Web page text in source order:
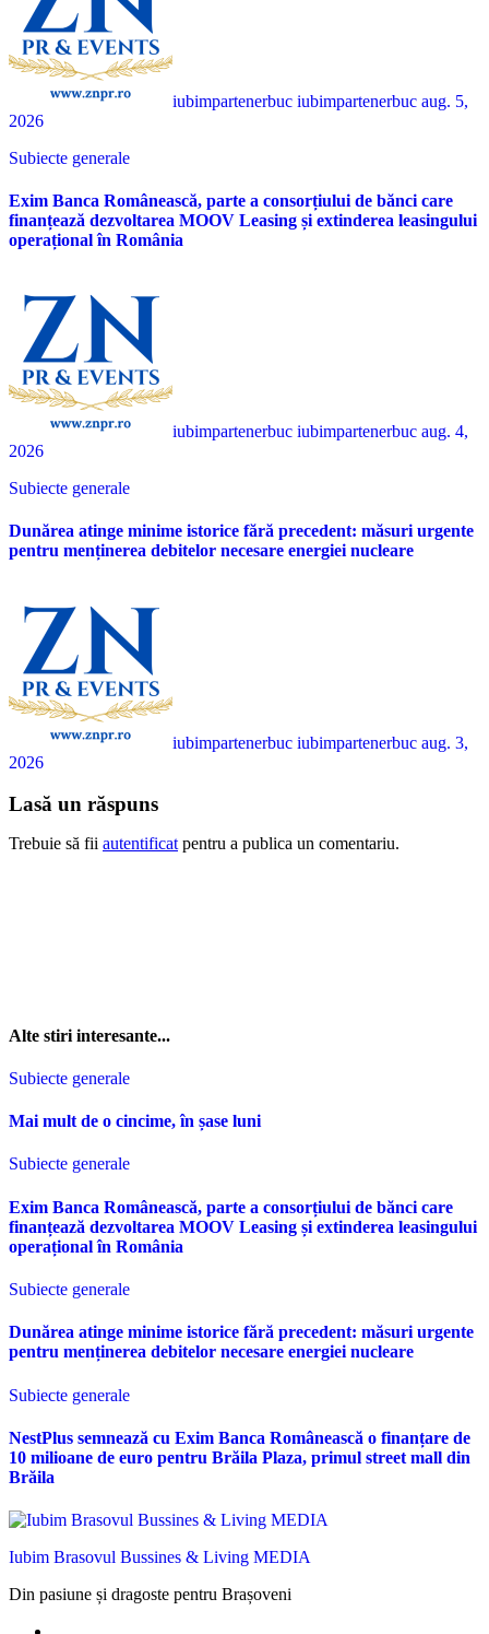
iubimpartenerbuc iubimpartenerbuc aug. 5,
2026
Subiecte generale
Exim Banca Românească, parte a consorțiului de bănci care
finanțează dezvoltarea MOOV Leasing și extinderea leasingului
operațional în România
iubimpartenerbuc iubimpartenerbuc aug. 4,
2026
Subiecte generale
Dunărea atinge minime istorice fără precedent: măsuri urgente
pentru menținerea debitelor necesare energiei nucleare
iubimpartenerbuc iubimpartenerbuc aug. 3,
2026
Lasă un răspuns
Trebuie să fii autentificatpentru a publica un comentariu.
Alte stiri interesante...
Subiecte generale
Mai mult de o cincime, în șase luni
Subiecte generale
Exim Banca Românească, parte a consorțiului de bănci care
finanțează dezvoltarea MOOV Leasing și extinderea leasingului
operațional în România
Subiecte generale
Dunărea atinge minime istorice fără precedent: măsuri urgente
pentru menținerea debitelor necesare energiei nucleare
Subiecte generale
NestPlus semnează cu Exim Banca Românească o finanțare de
10 milioane de euro pentru Brăila Plaza, primul street mall din
Brăila
Iubim Brasovul Bussines & Living MEDIA
Din pasiune și dragoste pentru Brașoveni